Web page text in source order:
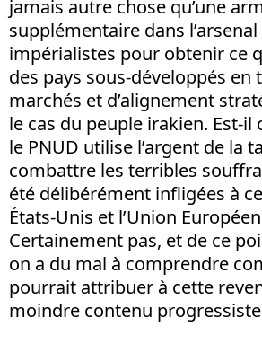
jamais autre chose qu’une
supplémentaire dans
impérialistes pour obtenir ce
des pays sous-développés en
marchés et d’alignement
le cas du peuple irakien. Est-il
le PNUD utilise l’argent de la
combattre les terribles
été délibérément infligées à
États-Unis et l’Union
Certainement pas, et de ce
on a du mal à comprendre
pourrait attribuer à cette
moindre contenu